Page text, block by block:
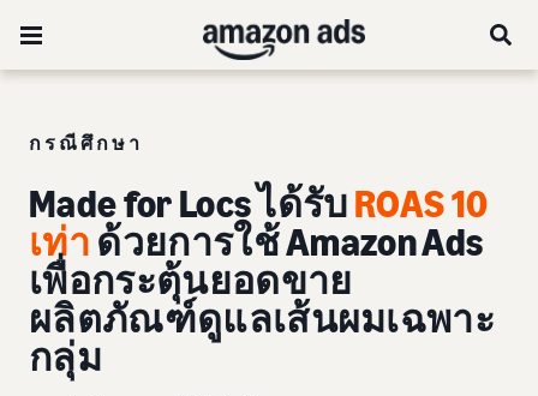
กรณีศึกษา
Made for Locs ได้รับROAS 10
เท่า ด้วยการใช้ Amazon Ads
เพื่อกระตุ้นยอดขาย
ผลิตภัณฑ์ดูแลเส้นผมเฉพาะ
กลุ่ม